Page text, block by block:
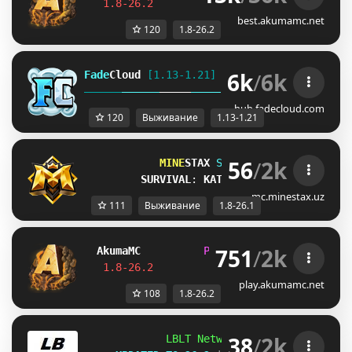
1.8-26.2 Join Now ┃ discord.gg/
best.akumamc.net
120 1.8-26.2
FadeCloud [1.13-1.21] PRISON GENS
6k/6k
hub.fadecloud.com
120 Выживание 1.13-1.21
MINESTAX Serveri [1.8-26.1]
SURVIVAL : KATTA YANGILANISH!
56/2k
mc.minestax.uz
111 Выживание 1.8-26.1
AkumaMC P RISON J UST A
1.8-26.2
Join Now ┃ discord.gg/
751/2k
play.akumamc.net
108 1.8-26.2
LBLT Network [1.18-26.2]